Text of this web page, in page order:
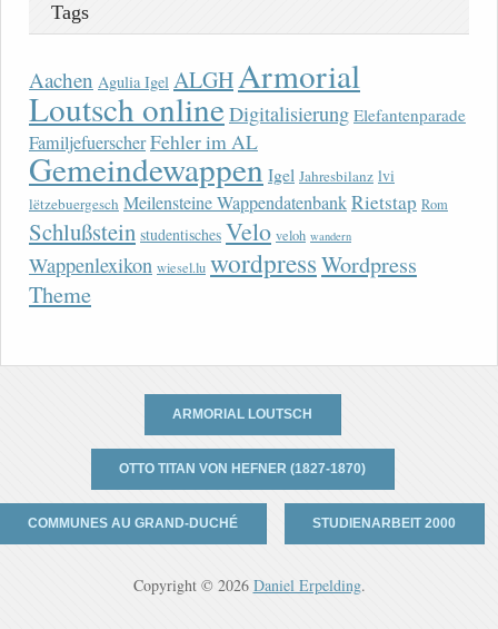
Tags
Aachen Agulia Igel ALGHArmorial
Loutsch onlineDigitalisierung Elefantenparade
FamiljefuerscherFehler im AL
Gemeindewappen Igel Jahresbilanz lvi
lëtzebuergesch Meilensteine WappendatenbankRietstap Rom
Schlußstein studentisches Velo veloh wandern
Wappenlexikon wiesel.lu wordpressWordpress
Theme
ARMORIAL LOUTSCH
OTTO TITAN VON HEFNER (1827-1870)
COMMUNES AU GRAND-DUCHÉ STUDIENARBEIT 2000
Copyright © 2026 Daniel Erpelding.